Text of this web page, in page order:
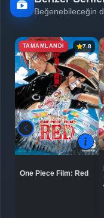
Beğenebileceğin
TAMAMLANDI 7.8
One Piece Film: Red